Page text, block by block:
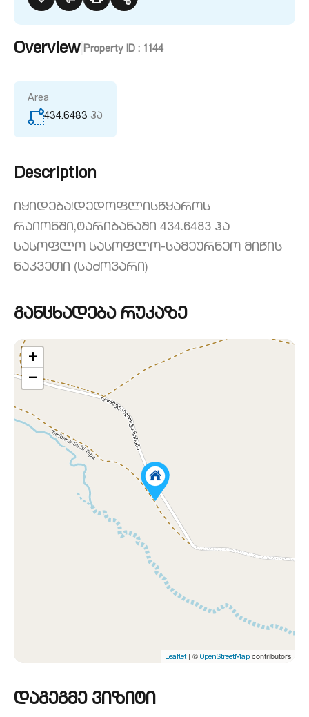
Overview| Property ID : 1144
Area
434.6483 ჰა
Description
იყიდება!დედოფლისწყაროს
რაიონში,ტარიბანაში 434.6483 ჰა
სასოფლო სასოფლო-სამეურნეო მიწის
ნაკვეთი (საძოვარი)
განცხადება რუკაზე
+
−
Leaflet| © OpenStreetMap contributors
დაგეგმე ვიზიტი